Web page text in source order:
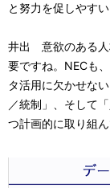
と努力を促しやす
井出 意欲のある人
要ですね。NECも
タ活用に欠かせな
／統制」、そして
つ計画的に取り組